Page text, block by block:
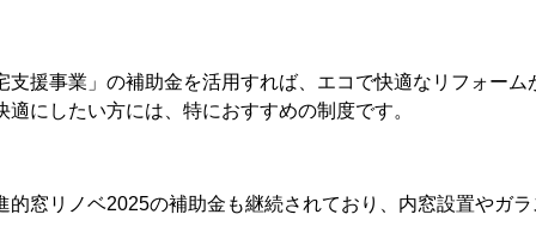
援事業」の補助金を活用すれば、 エコで快適なリフォー
にしたい方には、特におすすめの制度です。
的窓リノベ2025の補助金も継続されており、内窓設置やガ